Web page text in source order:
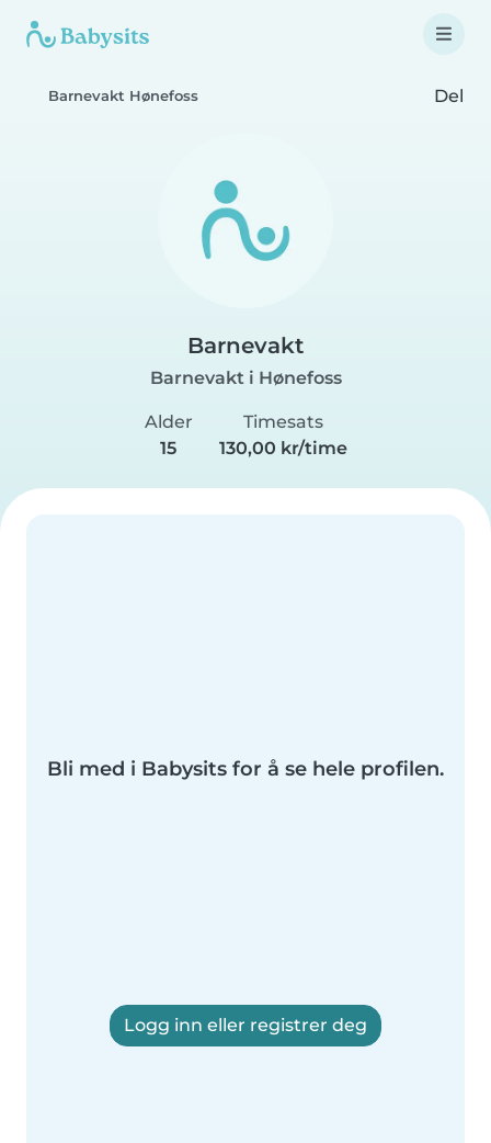
Barnevakt Hønefoss Del
Barnevakt
Barnevakt i Hønefoss
Alder
15
Timesats
130,00 kr/time
Bli med i Babysits for å se hele profilen.
Logg inn eller registrer deg